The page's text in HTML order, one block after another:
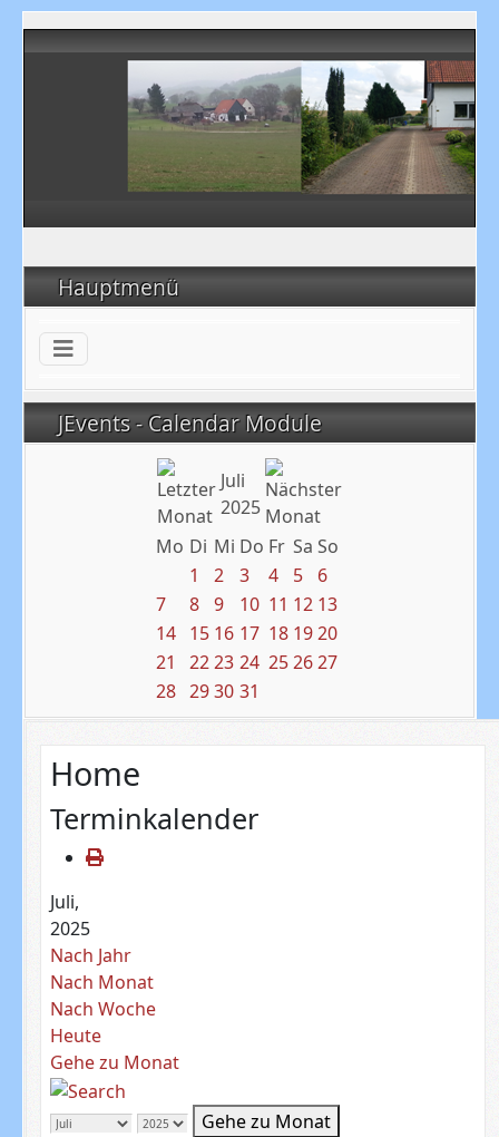
Hauptmenü
JEvents - Calendar Module
Juli
2025
Mo Di Mi Do Fr Sa So
1
2 3 4 5
6
7
8 9 10 11 12 13
14 15 16 17 18 1920
21
2223 24 252627
28 2930 31
Home
Terminkalender
Juli,
2025
Nach Jahr
Nach Monat
Nach Woche
Heute
Gehe zu Monat
Gehe zu Monat